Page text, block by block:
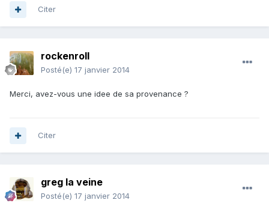
Citer
rockenroll
Posté(e) 17 janvier 2014
Merci, avez-vous une idee de sa provenance ?
Citer
greg la veine
Posté(e) 17 janvier 2014